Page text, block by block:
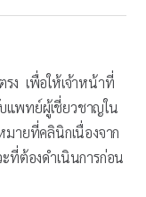
ง เพื่อให้เจ้าหน้าที่
แพทย์ผู้เชี่ยวชาญใน
มายที่คลินิกเนื่องจาก
ะที่ต้องดำเนินการก่อน